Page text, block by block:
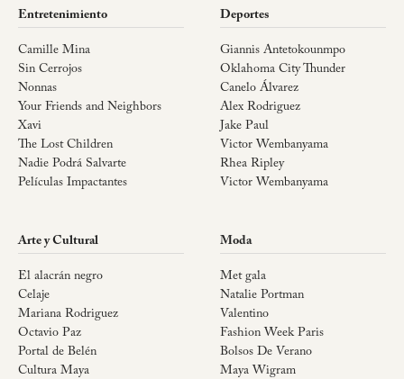
Entretenimiento
Camille Mina
Sin Cerrojos
Nonnas
Your Friends and Neighbors
Xavi
The Lost Children
Nadie Podrá Salvarte
Películas Impactantes
Deportes
Giannis Antetokounmpo
Oklahoma City Thunder
Canelo Álvarez
Alex Rodriguez
Jake Paul
Victor Wembanyama
Rhea Ripley
Victor Wembanyama
Arte y Cultural
El alacrán negro
Celaje
Mariana Rodriguez
Octavio Paz
Portal de Belén
Cultura Maya
Moda
Met gala
Natalie Portman
Valentino
Fashion Week Paris
Bolsos De Verano
Maya Wigram